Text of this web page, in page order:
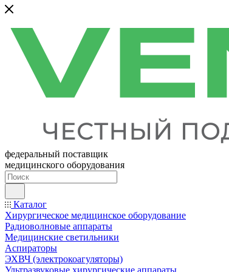
федеральный поставщик
медицинского оборудования
Каталог
Хирургическое медицинское оборудование
Радиоволновые аппараты
Медицинские светильники
Аспираторы
ЭХВЧ (электрокоагуляторы)
Ультразвуковые хирургические аппараты